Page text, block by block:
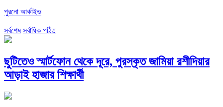
পুরনো আর্কাইভ
সর্বশেষ সর্বাধিক পঠিত
ছুটিতেও স্মার্টফোন থেকে দূরে, পুরস্কৃত জামিয়া রশীদিয়ার
আড়াই হাজার শিক্ষার্থী